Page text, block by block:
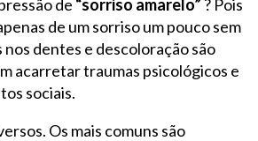
de “sorriso amarelo” ? Pois
de um sorriso um pouco sem
nos dentes e descoloração são
acarretar traumas psicológicos e
sociais.
Os mais comuns são